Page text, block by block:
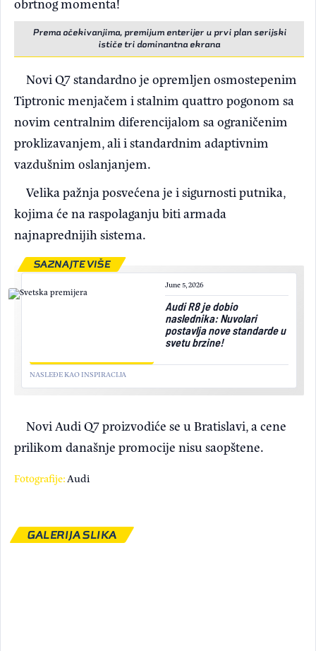
Prema očekivanjima, premijum enterijer u prvi plan serijski
ističe tri dominantna ekrana
Novi Q7 standardno je opremljen osmostepenim
Tiptronic menjačem i stalnim quattro pogonom sa
novim centralnim diferencijalom sa ograničenim
proklizavanjem, ali i standardnim adaptivnim
vazdušnim oslanjanjem.
Velika pažnja posvećena je i sigurnosti putnika,
kojima će na raspolaganju biti armada
najnaprednijih sistema.
June 5, 2026
Audi R8 je dobio
naslednika: Nuvolari
postavlja nove standarde u
svetu brzine!
NASLEĐE KAO INSPIRACIJA
SAZNAJTE VIŠE
Novi Audi Q7 proizvodiće se u Bratislavi, a cene
prilikom današnje promocije nisu saopštene.
Fotografije:Audi
GALERIJA SLIKA